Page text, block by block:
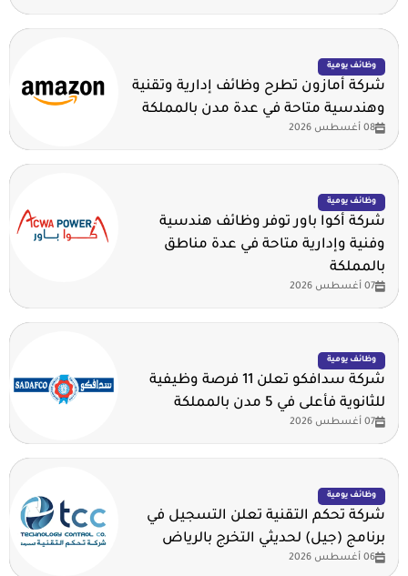
وظائف يومية
شركة أمازون تطرح وظائف إدارية وتقنية
وهندسية متاحة في عدة مدن بالمملكة
08 أغسطس 2026
وظائف يومية
شركة أكوا باور توفر وظائف هندسية
وفنية وإدارية متاحة في عدة مناطق
بالمملكة
07 أغسطس 2026
وظائف يومية
شركة سدافكو تعلن 11 فرصة وظيفية
للثانوية فأعلى في 5 مدن بالمملكة
07 أغسطس 2026
وظائف يومية
شركة تحكم التقنية تعلن التسجيل في
برنامج (جيل) لحديثي التخرج بالرياض
06 أغسطس 2026